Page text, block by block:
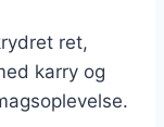
ret,
karry og